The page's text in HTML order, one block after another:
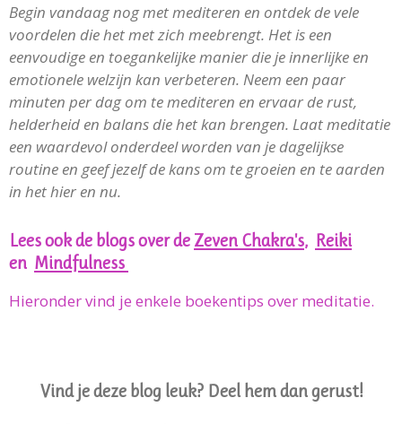
Begin vandaag nog met mediteren en ontdek de vele
voordelen die het met zich meebrengt. Het is een
eenvoudige en toegankelijke manier die je innerlijke en
emotionele welzijn kan verbeteren. Neem een paar
minuten per dag om te mediteren en ervaar de rust,
helderheid en balans die het kan brengen. Laat meditatie
een waardevol onderdeel worden van je dagelijkse
routine en geef jezelf de kans om te groeien en te aarden
in het hier en nu.
Lees ook de blogs over de Zeven Chakra's, Reiki
en Mindfulness
Hieronder vind je enkele boekentips over meditatie.
Vind je deze blog leuk? Deel hem dan gerust!